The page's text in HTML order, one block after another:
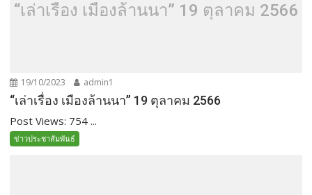
“เล่าเรื่อง เมืองล้านนา” 19 ตุลาคม 2566
19/10/2023 admin1
“เล่าเรื่อง เมืองล้านนา” 19 ตุลาคม 2566
Post Views: 754 ...
ข่าวประชาสัมพันธ์